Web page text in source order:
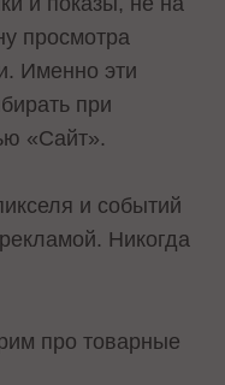
просмотра
Именно эти
при
«Сайт».
и событий
Никогда
про товарные